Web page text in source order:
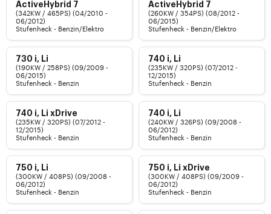
ActiveHybrid 7
(342KW / 465PS) (04/2010 -
06/2012)
Stufenheck - Benzin/Elektro
ActiveHybrid 7
(260KW / 354PS) (08/2012 -
06/2015)
Stufenheck - Benzin/Elektro
730 i, Li
(190KW / 258PS) (09/2009 -
06/2015)
Stufenheck - Benzin
740 i, Li
(235KW / 320PS) (07/2012 -
12/2015)
Stufenheck - Benzin
740 i, Li xDrive
(235KW / 320PS) (07/2012 -
12/2015)
Stufenheck - Benzin
740 i, Li
(240KW / 326PS) (09/2008 -
06/2012)
Stufenheck - Benzin
750 i, Li
(300KW / 408PS) (09/2008 -
06/2012)
Stufenheck - Benzin
750 i, Li xDrive
(300KW / 408PS) (09/2009 -
06/2012)
Stufenheck - Benzin